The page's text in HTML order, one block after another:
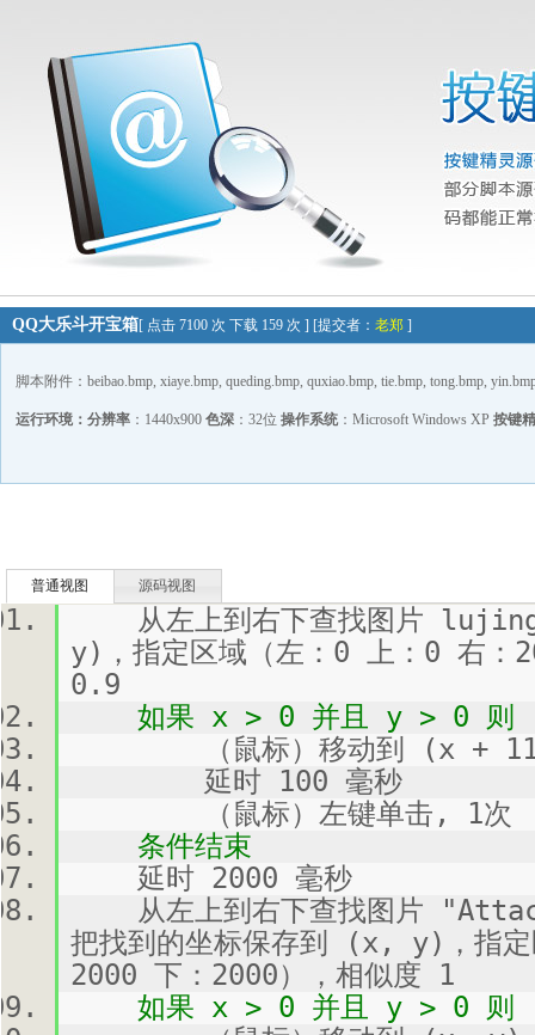
QQ大乐斗开宝箱[ 点击 7100 次 下载 159 次 ] [提交者： 老郑 ]
脚本附件：beibao.bmp, xiaye.bmp, queding.bmp, quxiao.bmp, tie.bmp, tong.bmp,
运行环境： 分辨率 ：1440x900 色深 ：32位 操作系统 ：Microsoft Windows XP 按键
普通视图 源码视图
从左上到右下查找图片 lujing
y)，指定区域（左：0 上：0 右：
0.9
如果 x > 0 并且 y > 0 则
（鼠标）移动到 (x +
延时 100 毫秒
（鼠标）左键单击, 1次
条件结束
延时 2000 毫秒
从左上到右下查找图片
把找到的坐标保存到 (x, y)，指
2000 下：2000），相似度 1
如果 x > 0 并且 y > 0 则